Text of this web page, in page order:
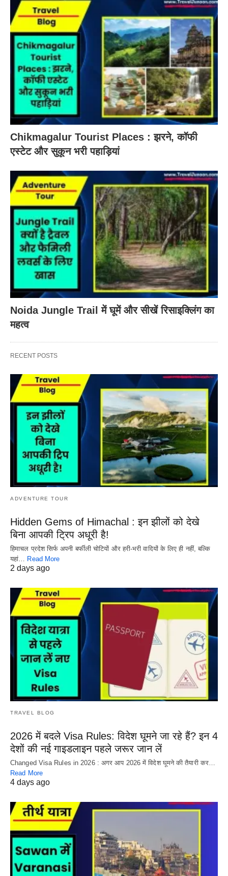
Chikmagalur Tourist Places : झरने, कॉफी
एस्टेट और सुकून भरी पहाड़ियां
Noida Jungle Trail में घूमें और सीखें रिसाइक्लिंग का
महत्व
RECENT POSTS
ADVENTURE TOUR
Hidden Gems of Himachal : इन झीलों को देखे
बिना आपकी ट्रिप अधूरी है!
हिमाचल प्रदेश सिर्फ अपनी बर्फीली चोटियों और हरी-भरी वादियों के लिए ही नहीं, बल्कि
यहां… Read More
2 days ago
TRAVEL BLOG
2026 में बदले Visa Rules: विदेश घूमने जा रहे हैं? इन 4
देशों की नई गाइडलाइन पहले जरूर जान लें
Changed Visa Rules in 2026 : अगर आप 2026 में विदेश घूमने की तैयारी कर…
Read More
4 days ago